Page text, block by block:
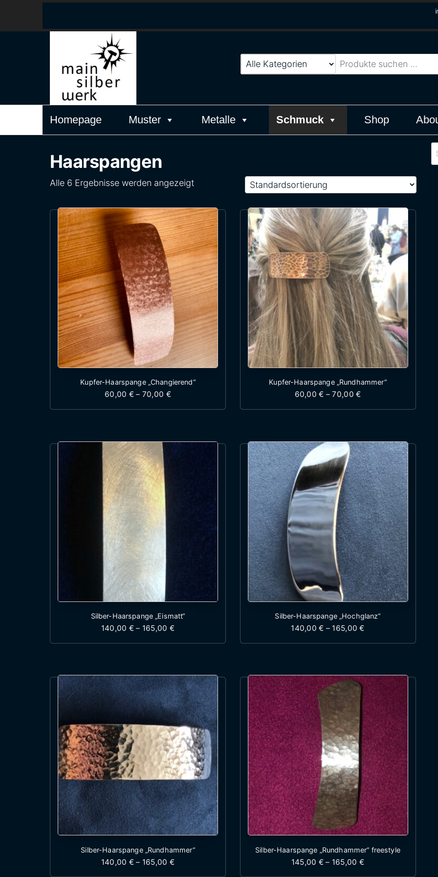
Homepage Muster Metalle Schmuck Shop
Haarspangen
Alle 6 Ergebnisse werden angezeigt
Kupfer-Haarspange „Changierend“
60,00 € – 70,00 €Preisspanne: 60,00 € bis 70,00 €
Dieses Produkt weist mehrere Varianten auf. Die Optionen können auf
Kupfer-Haarspange „Rundhammer“
60,00€ –70,00€
Dieses Produkt weist
Silber-Haarspange „Eismatt“
140,00 € – 165,00 € Preisspanne: 140,00 € bis 165,00 €
Dieses Produkt weist mehrere Varianten auf. Die Optionen können auf
Silber-Haarspange „Hochglanz“
140,00€ – 165,00€
Dieses Produkt weist
Silber-Haarspange „Rundhammer“
140,00 € – 165,00 € Preisspanne: 140,00 € bis 165,00 €
Dieses Produkt weist mehrere Varianten auf. Die Optionen können auf
Silber-Haarspange „Rundhammer“ freestyle
145,00 € – 165,00 €
Dieses Produkt weist